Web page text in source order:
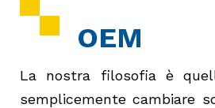
OEM
La nostra filosofia è
semplicemente cambiare